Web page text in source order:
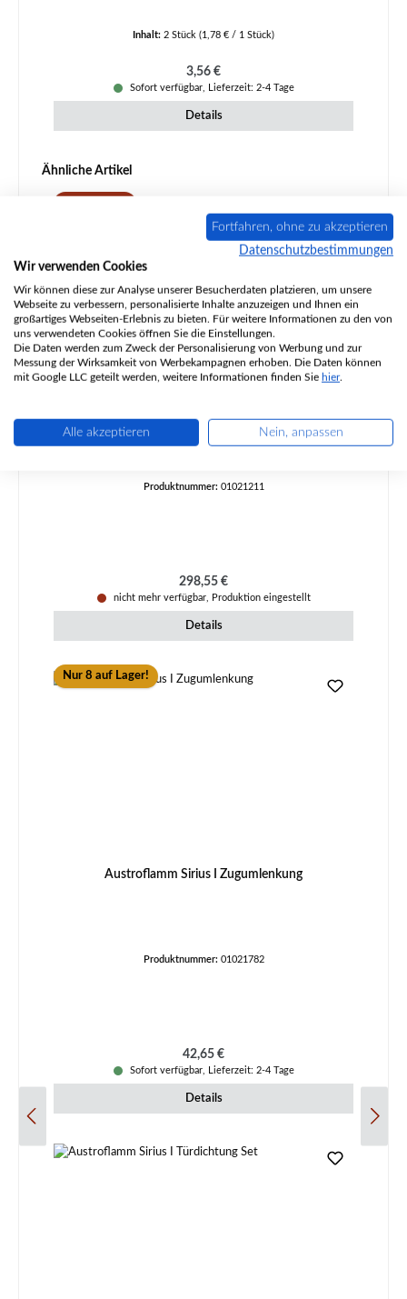
Inhalt: 2 Stück (1,78 € / 1 Stück)
Regulärer Preis:
3,56 €
Sofort verfügbar, Lieferzeit: 2-4 Tage
Details
Produktgalerie überspringen
Ähnliche Artikel
Produktnummer: 01021211
Regulärer Preis:
298,55 €
nicht mehr verfügbar, Produktion eingestellt
Details
Nur 8 auf Lager!
Austroflamm Sirius I Zugumlenkung
Produktnummer: 01021782
Regulärer Preis:
42,65 €
Sofort verfügbar, Lieferzeit: 2-4 Tage
Details
Fortfahren, ohne zu akzeptieren
Datenschutzbestimmungen
Wir verwenden Cookies
Wir können diese zur Analyse unserer Besucherdaten platzieren, um unsere
Webseite zu verbessern, personalisierte Inhalte anzuzeigen und Ihnen ein
großartiges Webseiten-Erlebnis zu bieten. Für weitere Informationen zu den von
uns verwendeten Cookies öffnen Sie die Einstellungen.
Die Daten werden zum Zweck der Personalisierung von Werbung und zur
Messung der Wirksamkeit von Werbekampagnen erhoben. Die Daten können
mit Google LLC geteilt werden, weitere Informationen finden Sie hier.
Alle akzeptieren Nein, anpassen